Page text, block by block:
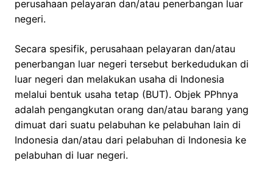
perusahaan pelayaran dan/atau penerbangan luar
negeri.
Secara spesifik, perusahaan pelayaran dan/atau
penerbangan luar negeri tersebut berkedudukan di
luar negeri dan melakukan usaha di Indonesia
melalui bentuk usaha tetap (BUT). Objek PPhnya
adalah pengangkutan orang dan/atau barang yang
dimuat dari suatu pelabuhan ke pelabuhan lain di
Indonesia dan/atau dari pelabuhan di Indonesia ke
pelabuhan di luar negeri.